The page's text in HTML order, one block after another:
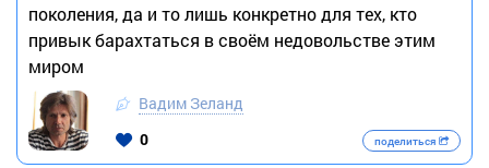
поколения, да и то лишь конкретно для тех, кто
привык барахтаться в своём недовольстве этим
миром
Вадим Зеланд
0
поделиться